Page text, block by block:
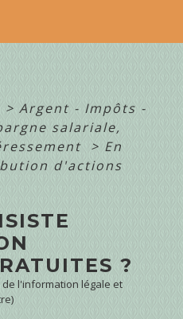
> Argent - Impôts -
salariale,
> En
d'actions
?
de l'information légale et